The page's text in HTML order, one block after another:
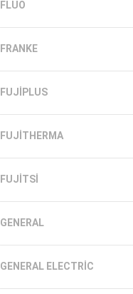
FLUO
FRANKE
FUJIPLUS
FUJITHERMA
FUJITSI
GENERAL
GENERAL ELECTRIC